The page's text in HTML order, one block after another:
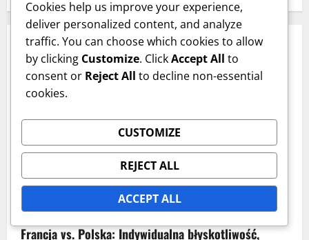
RELATED STORIES
Analiza meczu - Wnioski
Francja vs. Polska: Indywidualna błyskotliwość,
Cookies help us improve your experience,
deliver personalized content, and analyze
traffic. You can choose which cookies to allow
by clicking Customize. ClickAccept All to
consent or Reject All to decline non-essential
cookies.
CUSTOMIZE
REJECT ALL
ACCEPT ALL